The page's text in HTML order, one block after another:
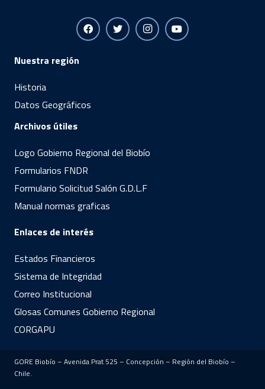
Nuestra región
Historia
Datos Geográficos
Archivos útiles
Logo Gobierno Regional del Biobío
Formularios FNDR
Formulario Solicitud Salón G.D.L.F
Manual normas graficas
Enlaces de interés
Estados Financieros
Sistema de Integridad
Correo Institucional
Glosas Comunes Gobierno Regional
CORGAPU
GORE Biobío – Avenida Prat 525 – Concepción – Región del Biobío –
Chile.